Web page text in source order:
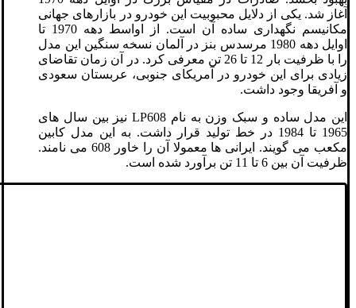
آغاز شد. یکی از دلایل محبوبیت این خودرو در بازارهای جهانی
مکانیسم نگهداری ساده آن است. از اواسط دهه 1970 تا
اوایل دهه 1980 مرسدس بنز در آلمان نسخه سنگین این مدل
را با ظرفیت بار 12 تا 26 تن معرفی کرد. در آن زمان تقاضای
زیادی برای این خودرو در آمریکای جنوبی، عربستان سعودی
و آفریقا وجود داشت.
این مدل ساده و سبک وزن به نام LP608 نیز بین سال های
1965 تا 1984 در خط تولید قرار داشت. به این مدل کابین
مکعب می گویند. ایرانی ها معمولا آن را خاور 608 می نامند.
ظرفیت آن بین 6 تا 11 تن برآورد شده است.